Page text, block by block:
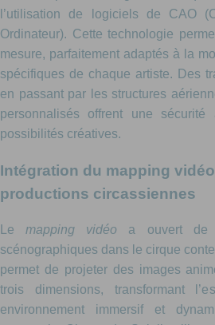
l’utilisation de logiciels de CAO
Ordinateur). Cette technologie
mesure, parfaitement adaptés à la
spécifiques de chaque artiste. Des
en passant par les structures
personnalisés offrent une
possibilités créatives.
Intégration du mapping
productions circassiennes
Lemapping vidéo a ouvert de
scénographiques dans le cirque
permet de projeter des images
trois dimensions, transformant
environnement immersif et